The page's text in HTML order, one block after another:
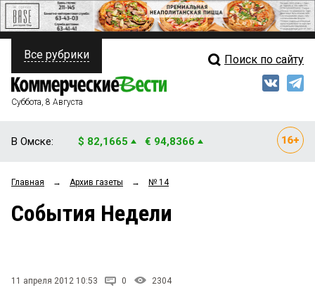
ПОЛИТИКА
ФИНАНСЫ
ОБЩЕСТВО
ЗАКОН
ПРОИСШЕСТВИЯ
Свежий выпуск
Все рубрики Поиск по сайту
Суббота, 8 Августа
В Омске: $ 82,1665 € 94,8366
Главная → Архив газеты → № 14
События Недели
11 апреля 2012 10:53 0 2304